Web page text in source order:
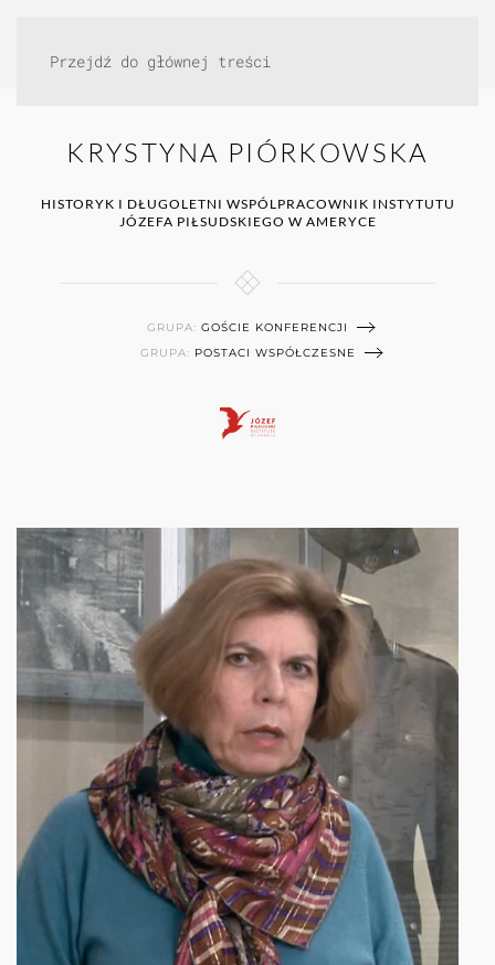
Przejdź do głównej treści
KRYSTYNA PIÓRKOWSKA
HISTORYK I DŁUGOLETNI WSPÓLPRACOWNIK INSTYTUTU
JÓZEFA PIŁSUDSKIEGO W AMERYCE
GRUPA: GOŚCIE KONFERENCJI
GRUPA: POSTACI WSPÓŁCZESNE